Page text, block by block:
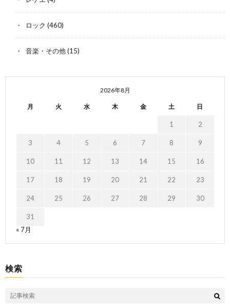
ロック (460)
音楽・その他(15)
2026年8月
月 火 水 木 金 土 日
1 2
3 4 5 6 7 8 9
10 11 12 13 14 15 16
17 18 19 20 21 22 23
24 25 26 27 28 29 30
31
« 7月
検索